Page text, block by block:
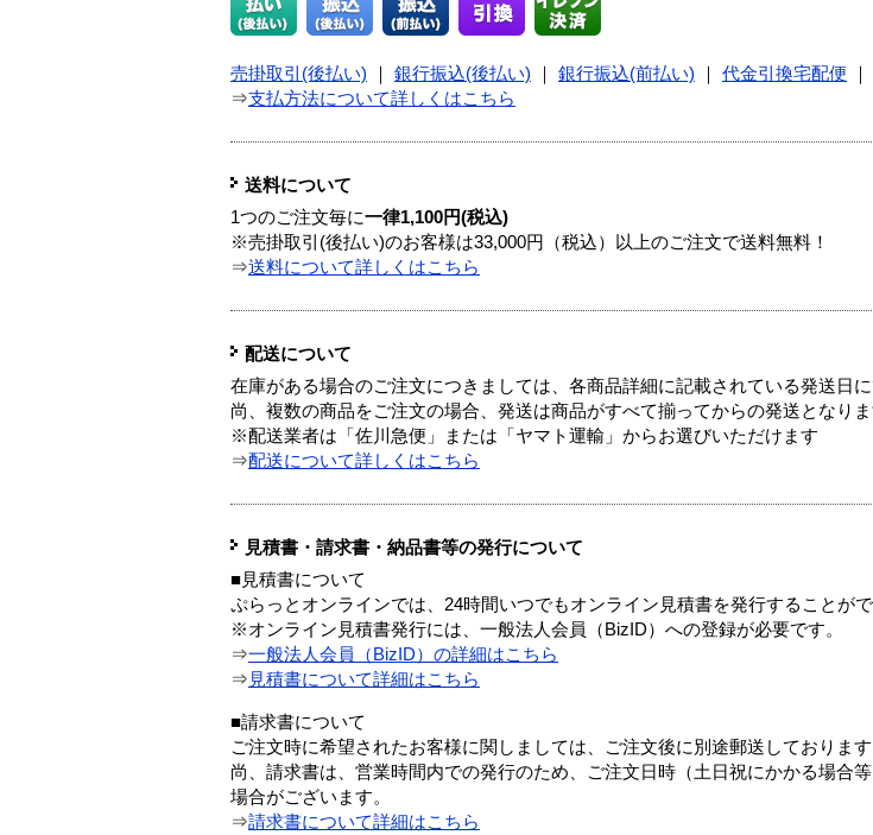
売掛取引(後払い) 銀行振込(後払い) 銀行振込(前払い) 代金引換宅配便
⇒支払方法について詳しくはこちら
送料について
1つのご注文毎に一律1,100円(税込)
※売掛取引(後払い)のお客様は33,000円（税込）以上のご注文で送料無料！
⇒送料について詳しくはこちら
配送について
在庫がある場合のご注文につきましては、各商品詳細に記載されている発送日
尚、複数の商品をご注文の場合、発送は商品がすべて揃ってからの発送となりま
※配送業者は「佐川急便」または「ヤマト運輸」からお選びいただけます
⇒配送について詳しくはこちら
見積書・請求書・納品書等の発行について
■見積書について
ぷらっとオンラインでは、24時間いつでもオンライン見積書を発行することがで
※オンライン見積書発行には、一般法人会員（BizID）への登録が必要です。
⇒一般法人会員（BizID）の詳細はこちら
⇒ 見積書について詳細はこちら
■請求書について
ご注文時に希望されたお客様に関しましては、ご注文後に別途郵送しております
尚、請求書は、営業時間内での発行のため、ご注文日時（土日祝にかかる場合
場合がございます。
⇒請求書について詳細はこちら